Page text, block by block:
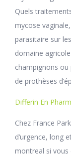
Quels
mycose
parasitaire sur
domaine
champignons ou
de prothèses
Differin En
Chez France
d’urgence, long
montreal si vous